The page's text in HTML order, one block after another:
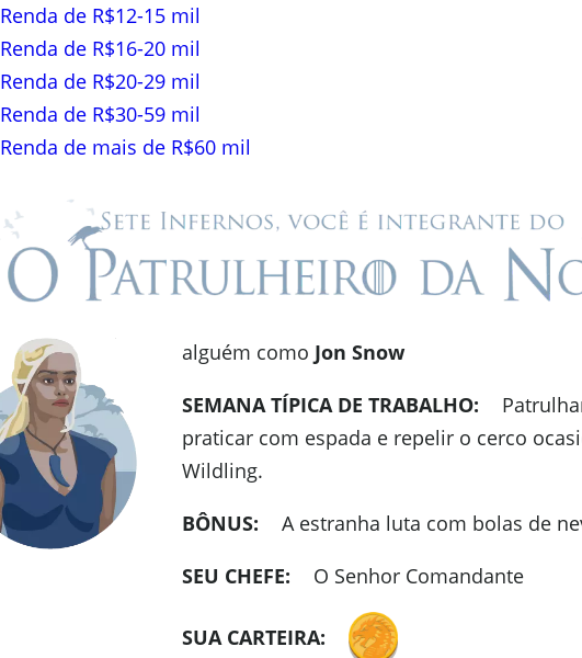
Renda de R$12-15 mil
Renda de R$16-20 mil
Renda de R$20-29 mil
Renda de R$30-59 mil
Renda de mais de R$60 mil
alguém como Jon Snow
SEMANA TÍPICA DE TRABALHO:
praticar com espada e repelir o cerco
Wildling.
BÔNUS:
A estranha luta com bolas de
SEU CHEFE:
O Senhor Comandante
SUA CARTEIRA: